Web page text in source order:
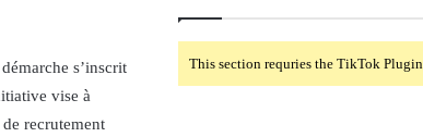
s’inscrit
vise à
recrutement
This section requries the TikTok Plugin.